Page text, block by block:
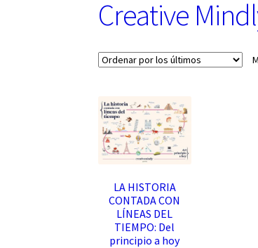
Creative
LA HISTORIA
CONTADA CON
LÍNEAS DEL
TIEMPO: Del
principio a hoy